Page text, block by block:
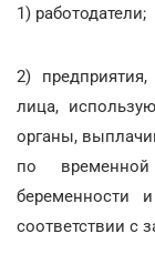
1) работодатели;
2)
лица,
органы,
по временной
беременности
соответствии с